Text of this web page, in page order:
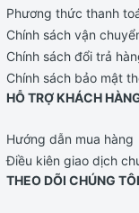
Phương thức thanh
Chính sách vận
Chính sách đổi trả
Chính sách bảo mật
HỖ TRỢ KHÁCH
Hướng dẫn mua hàng
Điều kiên giao dịch
THEO DÕI CHÚNG TÔI